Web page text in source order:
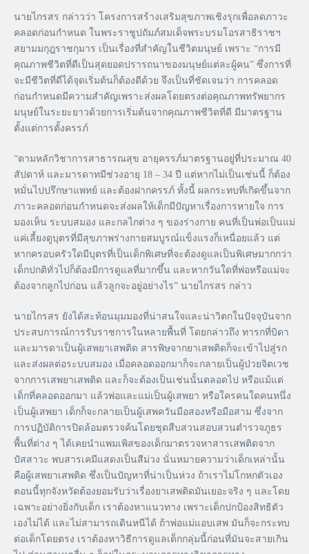
นายไกรสร กล่าวว่า โครงการสร้างเสริมสุขภาพเชิงรุกเพื่อลดภาวะ
คลอดก่อนกำหนด ในพระราชูปถัมภ์สมเด็จพระบรมโอรสาธิราชฯ
สยามมกุฎราชกุมาร เป็นเรื่องที่สำคัญในชีวิตมนุษย์ เพราะ “การมี
คุณภาพชีวิตที่ดีเป็นสุดยอดปรารถนาของมนุษย์แต่ละผู้คน” ซึ่งการที่
จะมีชีวิตที่ดีได้จุดเริ่มต้นก็ต้องดีด้วย จึงเป็นที่ชัดเจนว่า การคลอด
ก่อนกำหนดมีความสำคัญเพราะส่งผลโดยตรงต่อคุณภาพทรัพยากร
มนุษย์ในระยะยาวด้วยการเริ่มต้นจากคุณภาพชีวิตที่ดี มีมาตรฐาน
ตั้งแต่การตั้งครรภ์
“ตามหลักวิชาการสาธารณสุข อายุครรภ์มาตรฐานอยู่ที่ประมาณ 40
สัปดาห์ และมารดาทมีช่วงอายุ 18 – 34 ปี แต่หากไม่เป็นเช่นนี้ ก็ต้อง
หมั่นไปปรึกษาแพทย์ และต้องฝากครรภ์ ทั้งนี้ ผลกระทบที่เกิดขึ้นจาก
ภาวะคลอดก่อนกำหนดจะส่งผลให้เด็กมีปัญหาเรื่องการหายใจ การ
มองเห็น ระบบสมอง และกลไกต่าง ๆ ของร่างกาย คนที่เป็นพ่อเป็นแม่
แค่เลี้ยงดูบุตรที่มีสุขภาพร่างกายสมบูรณ์แข็งแรงก็เหนื่อยแล้ว แต่
หากครอบครัวใดมีบุตรที่เป็นเด็กพิเศษที่จะต้องดูแลเป็นพิเศษมากกว่า
เด็กปกติทั่วไปก็ต้องมีการดูแลที่มากขึ้น และหากวันใดที่พ่อหรือแม่จะ
ต้องจากลูกไปก่อน แล้วลูกจะอยู่อย่างไร” นายไกรสร กล่าว
นายไกรสร ยังได้สะท้อนมุมมองที่น่าสนใจและน่าวิตกในปัจจุบันจาก
ประสบการณ์การรับราชการในหลายพื้นที่ โดยกล่าวถึง ทารกที่บิดา
และมารดาเป็นผู้เสพยาเสพติด สารพิษจากยาเสพติดก็จะเข้าไปสู่รก
และส่งผลต่อระบบสมอง เมื่อคลอดออกมาก็จะกลายเป็นผู้ป่วยจิตเวช
จากการเสพยาเสพติด และก็จะต้องเป็นเช่นนั้นตลอดไป หรือแม้แต่
เด็กที่คลอดออกมา แล้วพ่อและแม่เป็นผู้เสพยา หรือใครคนใดคนหนึ่ง
เป็นผู้เสพยา เด็กก็จะกลายเป็นผู้เสพควันมือสองหรือมือสาม ซึ่งจาก
การปฏิบัติการปิดล้อมตรวจค้นโดยชุดสืบสวนสอบสวนตำรวจภูธร
พื้นที่ต่าง ๆ ได้เคยนำแพมเพิสของเด็กมาตรวจหาสารเสพติดจาก
ปัสสาวะ พบสารเคมีแสดงเป็นสีม่วง นั่นหมายความว่าเด็กเหล่านั้น
คือผู้เสพยาเสพติด ซึ่งเป็นปัญหาที่น่าเป็นห่วง ถ้าเราไม่โกหกตัวเอง
ตอนนี้ทุกจังหวัดต้องยอมรับว่าเรื่องยาเสพติดมันเยอะจริง ๆ และโดย
เฉพาะอย่างยิ่งกับเด็ก เราต้องหาแนวทาง เพราะเด็กปกป้องสิทธิตัว
เองไม่ได้ และไม่สามารถเดินหนีได้ ถ้าพ่อแม่แอบเสพ มันก็จะกระทบ
ต่อเด็กโดยตรง เราต้องหาวิธีการดูแลเด็กกลุ่มนี้ก่อนที่มันจะสายเกิน